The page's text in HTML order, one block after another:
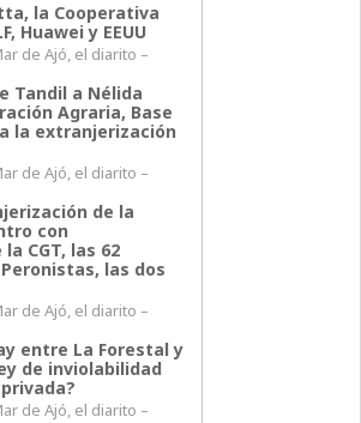
la Cooperativa
Huawei y EEUU
de Ajó, el diarito –
Tandil a Nélida
Agraria, Base
la extranjerización
de Ajó, el diarito –
de la
con
CGT, las 62
las dos
de Ajó, el diarito –
entre La Forestal y
de inviolabilidad
de Ajó, el diarito –